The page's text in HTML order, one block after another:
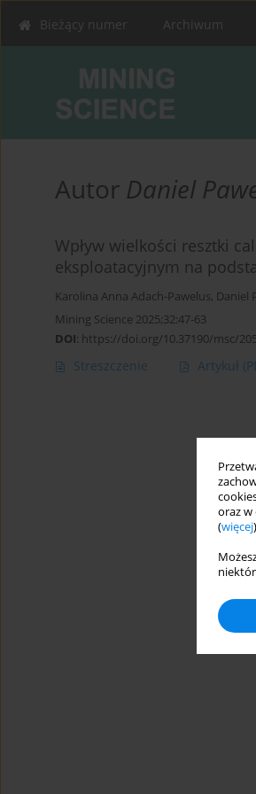
oraz
(więcej
Bieżący numer Archiwum
Autor Daniel
Wpływ wielkości resztki
eksploatacyjnym na
Karolina Anna Adach-Pawelus, Daniel
Mining Science 2025;32:47-63
DOI: https://doi.org/10.37190/msc/
Streszczenie Artykuł